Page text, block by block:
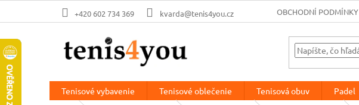
+420 602 734 369 kvarda@tenis4you.cz OBCHODNÍ PODMÍNKY
Tenisové vybavenie Tenisové oblečenie Tenisová obuv Padel